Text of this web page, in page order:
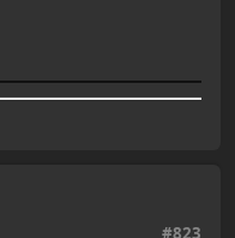
#823